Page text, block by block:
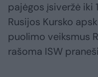
pajėgos įsiveržė iki
Rusijos Kursko
puolimo veiksmus
rašoma ISW